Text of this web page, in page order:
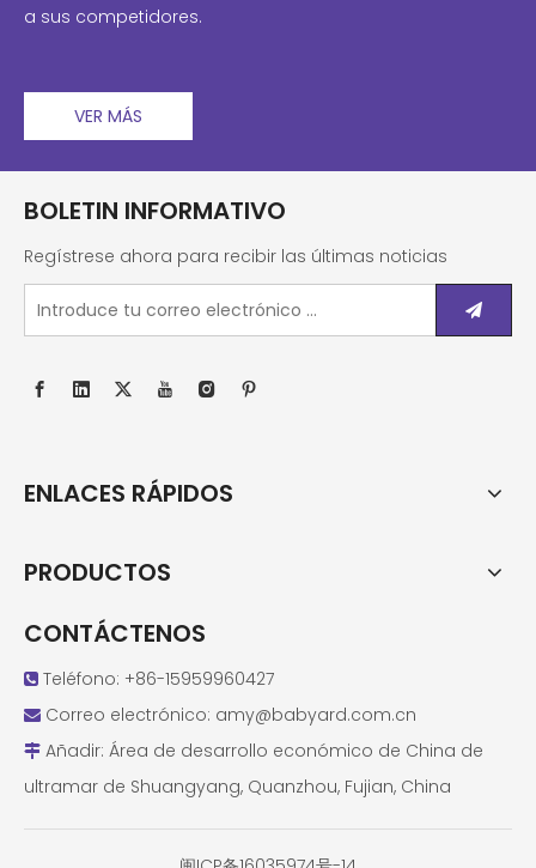
a sus competidores.
VER MÁS
BOLETIN INFORMATIVO
Regístrese ahora para recibir las últimas noticias
ENLACES RÁPIDOS
PRODUCTOS
CONTÁCTENOS
 Teléfono: +86-15959960427
 Correo electrónico: amy@babyard.com.cn
 Añadir: Área de desarrollo económico de China de
ultramar de Shuangyang, Quanzhou, Fujian, China